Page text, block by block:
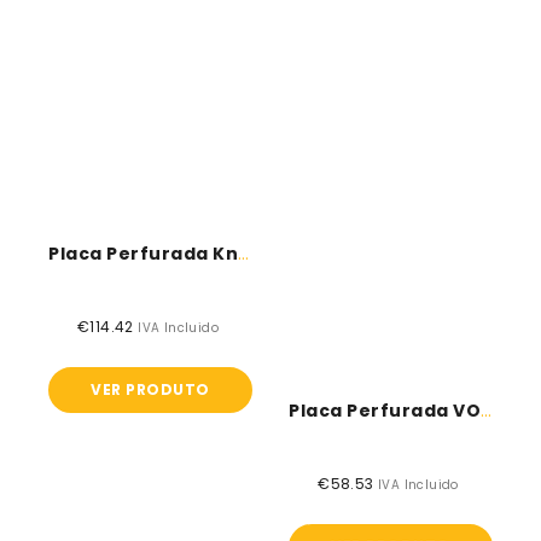
Placa Perfurada Knauf Cleaneo Slotline
Preço
€114.42 IVA Incluido
VER PRODUTO
Placa Perfurada VOGL 12/25 - Redondo
Preço
€58.53 IVA Incluido